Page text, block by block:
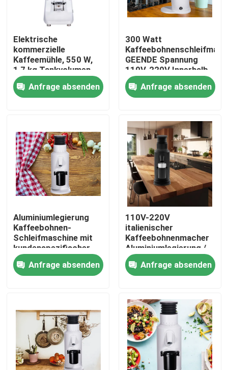
Haus
VR Show
Über uns
Qualitätskontrolle
Treten Sie mit uns in Verbindung
Kaffeebohneschleifer
Burr Coffee Grinder
Elektrische
kommerzielle
Kaffeemühle, 550 W,
1,7 kg Tankvolumen,
Online-Herstellung
Anfrage absenden
300 Watt
GEENDE Spannung
110V-220V Innerhalb
von L13*W21*H32CM
Anfrage absenden
Aluminiumlegierung
Kaffeebohnen-
Schleifmaschine mit
kundenspezifischer
Bandbreite von 110V-
220V 120g
Anfrage absenden
110V-220V
italienischer
Kaffeebohnenmacher
Aluminiumlegierung /
Zinklegierung
Anfrage absenden